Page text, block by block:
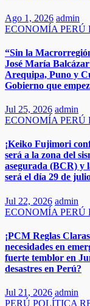
Ago 1, 2026 admin
ECONOMÍA PERÚ
“Sin la
José María
Arequipa, Puno y
Gobierno que
Jul 25, 2026 admin
ECONOMÍA PERÚ
​​​¡Keiko Fujimori
será a la zona del
asegurada (BCR) y
será el día 29 de
Jul 22, 2026 admin
ECONOMÍA PERÚ
¡PCM Reglas
necesidades en
fuerte temblor en
desastres en Perú?​
Jul 21, 2026 admin
PERÚ POLÍTICA